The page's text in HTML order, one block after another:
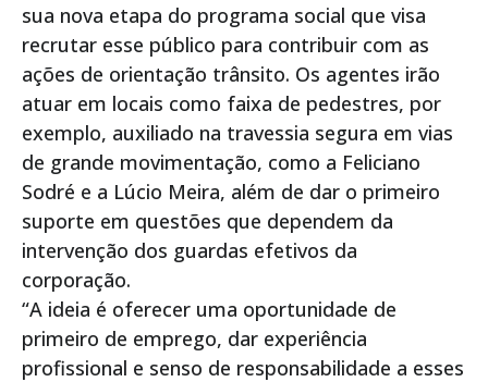
sua nova etapa do programa social que visa
recrutar esse público para contribuir com as
ações de orientação trânsito. Os agentes irão
atuar em locais como faixa de pedestres, por
exemplo, auxiliado na travessia segura em vias
de grande movimentação, como a Feliciano
Sodré e a Lúcio Meira, além de dar o primeiro
suporte em questões que dependem da
intervenção dos guardas efetivos da
corporação.
“A ideia é oferecer uma oportunidade de
primeiro de emprego, dar experiência
profissional e senso de responsabilidade a esses